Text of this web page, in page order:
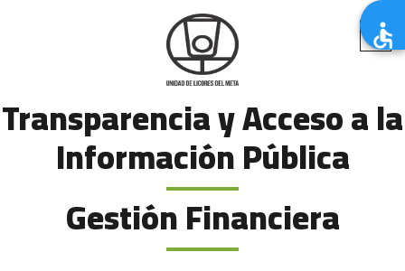
Transparencia y Acceso a la
Información Pública
Gestión Financiera